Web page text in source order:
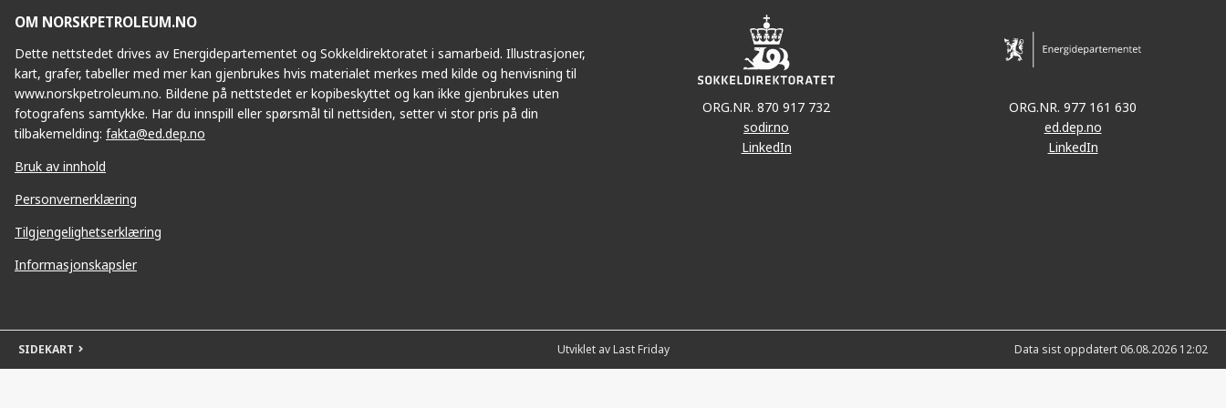
OM NORSKPETROLEUM.NO
Dette nettstedet drives av Energidepartementet og Sokkeldirektoratet i samarbeid. Illustrasjoner,
kart, grafer, tabeller med mer kan gjenbrukes hvis materialet merkes med kilde og henvisning til
www.norskpetroleum.no. Bildene på nettstedet er kopibeskyttet og kan ikke gjenbrukes uten
fotografens samtykke. Har du innspill eller spørsmål til nettsiden, setter vi stor pris på din
tilbakemelding: fakta@ed.dep.no
Bruk av innhold
Personvernerklæring
Tilgjengelighetserklæring
Informasjonskapsler
ORG.NR. 870 917 732
sodir.no
LinkedIn
ORG.NR. 977 161 630
ed.dep.no
LinkedIn
SIDEKART Utviklet av Last Friday Data sist oppdatert 06.08.2026 12:02